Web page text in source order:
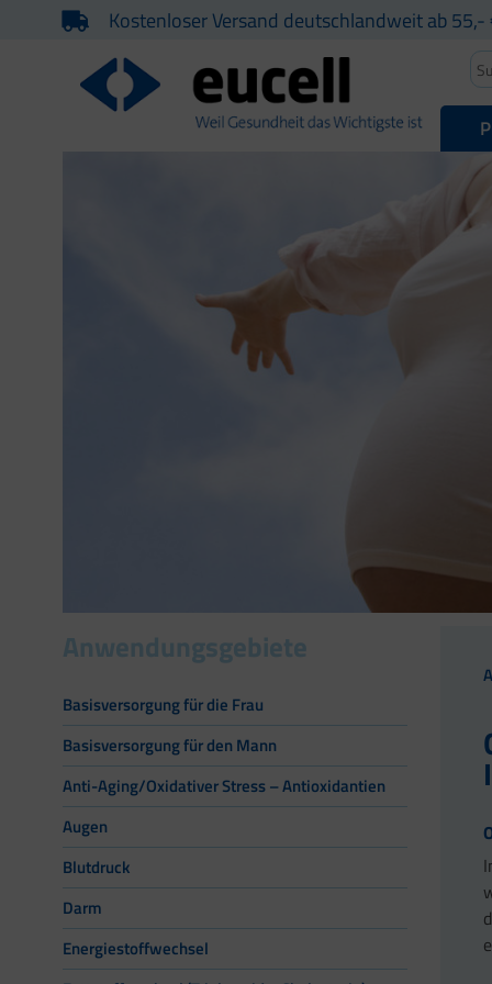
Kostenloser Versand deutschlandweit ab 55,-
Anwendungsgebiete
Basisversorgung für die Frau
Basisversorgung für den Mann
Anti-Aging/Oxidativer Stress – Antioxidantien
Augen
Blutdruck
Darm
Energiestoffwechsel